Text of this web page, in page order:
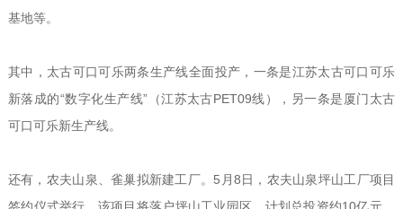
基地等。
其中，太古可口可乐两条生产线全面投产，一条是江苏太古可口可乐
新落成的“数字化生产线”（江苏太古PET09线），另一条是厦门太古
可口可乐新生产线。
还有，农夫山泉、雀巢拟新建工厂。5月8日，农夫山泉坪山工厂项目